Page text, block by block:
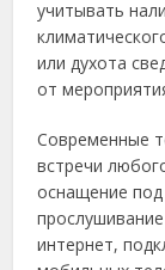
учитывать
или духота
от
Современные
встречи
оснащение
интернет,